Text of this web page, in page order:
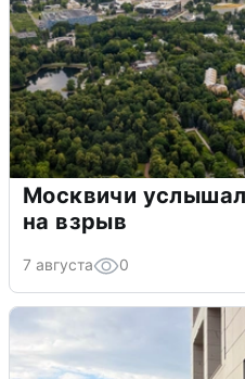
Москвичи
на взрыв
7 августа 0